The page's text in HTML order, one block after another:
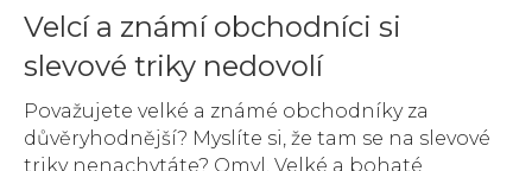
Velcí a známí obchodníci si
slevové triky nedovolí
Považujete velké a známé obchodníky za
důvěryhodnější? Myslíte si, že tam se na slevové
triky nenachytáte? Omyl. Velké a bohaté